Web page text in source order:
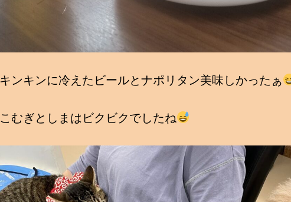
キンキンに冷えたビールとナポリタン美味しかったぁ
こむぎとしまはビクビクでしたね